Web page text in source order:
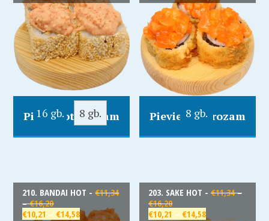
16 gb. 8 gb.
Pievienot Grozam 8 gb.
Pievienot Grozam
210. BANDAI HOT -€11,34
– €16,20
€10,21 – €14,58
203. SAKE HOT -€11,34 –
€16,20
€10,21 – €14,58